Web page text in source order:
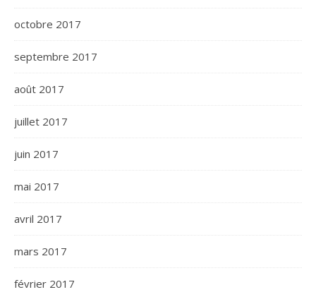
octobre 2017
septembre 2017
août 2017
juillet 2017
juin 2017
mai 2017
avril 2017
mars 2017
février 2017